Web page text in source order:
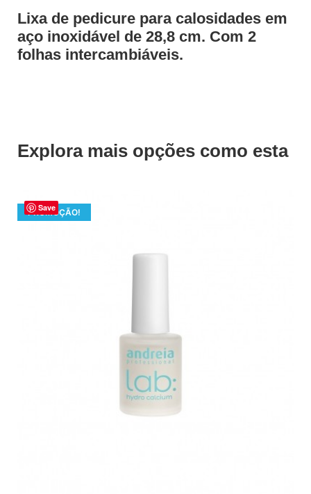
Lixa de pedicure para calosidades em
aço inoxidável de 28,8 cm. Com 2
folhas intercambiáveis.
Explora mais opções como esta
Save
PROMOÇÃO!